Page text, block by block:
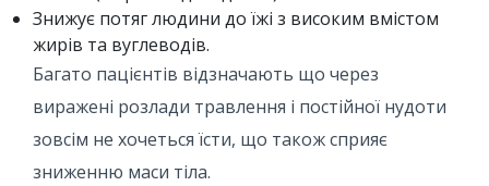
Знижує потяг людини до їжі з високим вмістом
жирів та вуглеводів.
Багато пацієнтів відзначають що через
виражені розлади травлення і постійної нудоти
зовсім не хочеться їсти, що також сприяє
зниженню маси тіла.